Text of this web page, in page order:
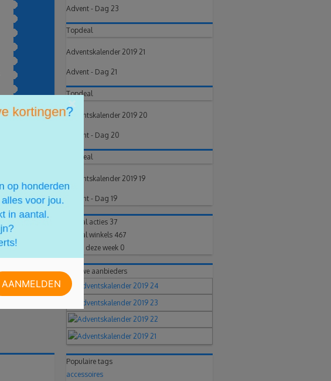
Advent - Dag 23
Topdeal
Adventskalender 2019 21
Advent - Dag 21
Topdeal
Adventskalender 2019 20
Advent - Dag 20
Topdeal
Adventskalender 2019 19
Advent - Dag 19
Aantal acties 37
Aantal winkels 467
Posts deze week 0
Nieuwe aanbieders
Populaire tags
accessoires
×